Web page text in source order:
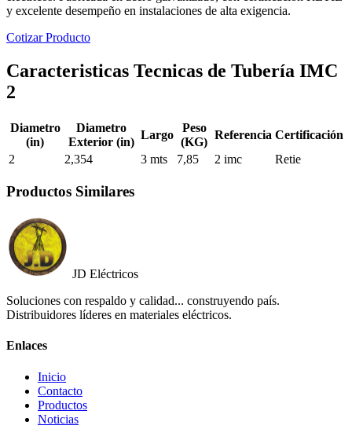
y excelente desempeño en instalaciones de alta exigencia.
Cotizar Producto
Caracteristicas Tecnicas de Tubería IMC
2
Diametro
(in)
Diametro
Exterior (in)
Largo
Peso
(KG)
Referencia Certificación
2
2,354 3 mts 7,85 2 imc Retie
Productos Similares
JD Eléctricos
Soluciones con respaldo y calidad... construyendo país.
Distribuidores líderes en materiales eléctricos.
Enlaces
Inicio
Contacto
Productos
Noticias